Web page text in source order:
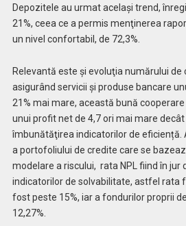
Depozitele au urmat acelaşi trend,
21%, ceea ce a permis menţinerea
un nivel confortabil, de 72,3%.
Relevantă este şi evoluţia numărului de
asigurând servicii şi produse bancare
21% mai mare, această bună
unui profit net de 4,7 ori mai mare
îmbunătăţirea indicatorilor de eficiență.
a portofoliului de credite care se
modelare a riscului, rata NPL fiind în jur
indicatorilor de solvabilitate, astfel rata
fost peste 15%, iar a fondurilor proprii
12,27%.